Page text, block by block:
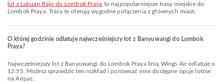
lot z Labuan Bajo do Lombok Praya to najpopularniejsze trasy miejskie do
Lombok Praya. Trasy te oferują wygodne połączenia z głównych miast.
O której godzinie odlatuje najwcześniejszy lot z Banyuwangi do Lombok
Praya?
Najwcześniejszy lot z Banyuwangi do Lombok Praya linią Wings Air odlatuje o
12:55. Możesz sprawdzić ten rozkład i porównać inne dostępne opcje lotów
na Airpaz.